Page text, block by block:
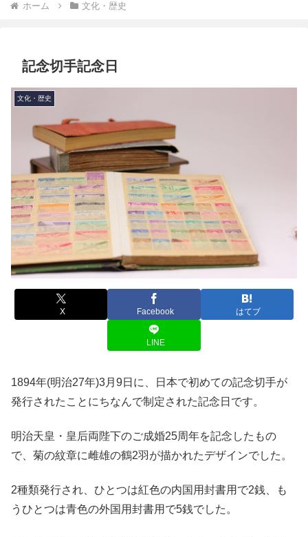
ホーム 文化・歴史
記念切手記念日
文化・歴史
X Facebook はてブ
LINE
1894年(明治27年)3月9日に、日本で初めての記念切手が
発行されたことにちなんで制定された記念日です。
明治天皇・皇后両陛下のご成婚25周年を記念したもの
で、菊の紋章に雌雄の鶴2羽が描かれたデザインでした。
2種類発行され、ひとつは紅色の内国用封書用で2銭、も
うひとつは青色の外国用封書用で5銭でした。